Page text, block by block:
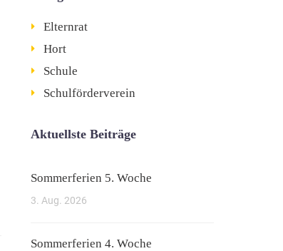
Elternrat
Hort
Schule
Schulförderverein
Aktuellste Beiträge
Sommerferien 5. Woche
3. Aug. 2026
Sommerferien 4. Woche